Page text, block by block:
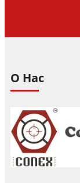
О Нас